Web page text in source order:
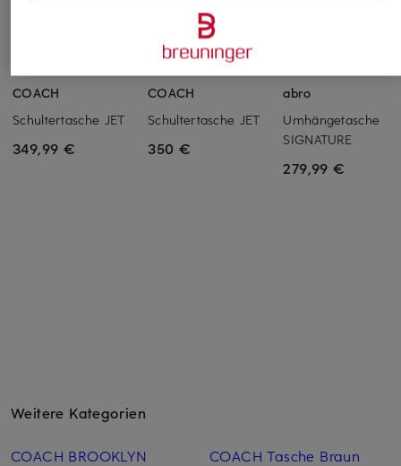
COACH
Schultertasche JET
349,99 €
COACH
Schultertasche JET
350 €
abro
Umhängetasche
SIGNATURE
279,99 €
Weitere Kategorien
COACH BROOKLYN
COACH Tasche Braun